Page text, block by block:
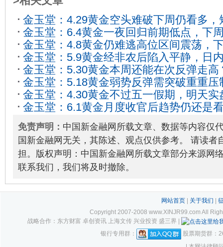
金玉堂：4.29黄金空头难破下周仍看多
该如何把握？2023-04-29
金玉堂：6.4黄金一夜回归前期低点，下
如何把握？2023-06-03
金玉堂：4.8黄金仍难逃高位区间震荡，
析！2023-04-08
金玉堂：5.9黄金经非农后陷入平静，日
来回！ 2023-05-09
金玉堂：5.30黄金本周还能在次反弹走
多！2023-05-29
金玉堂：5.18黄金弱势反弹需突破重重
进场点位如何把握？2023-05-18
金玉堂：4.30黄金不过五一假期，明天
析！2023-04-30
金玉堂：6.1黄金月度收官后趋势仍还是
交易点位如何把握？2023-06-01
免责声明： 中国新金融网所载文章、数据等内容仅
国新金融网无关，其陈述、观点仅供参考。 请读者
担。版权声明：中国新金融网所载文章部分来源网
联系我们，我们将及时撤除。
网站首页| 关于我们
Copyright 2007-2008 www.XINJR99.com All
战略合作：东方财富 卓创资讯 上海文传 兴业投资 盛三界 |
银行专用群：
股票期货群：